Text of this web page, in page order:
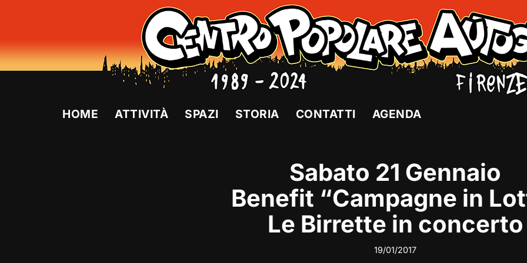
al
HOME ATTIVITÀ SPAZI STORIA CONTATTI AGENDA
Sabato 21 Gennaio
Benefit “Campagne in
Le Birrette in concerto
19/01/2017